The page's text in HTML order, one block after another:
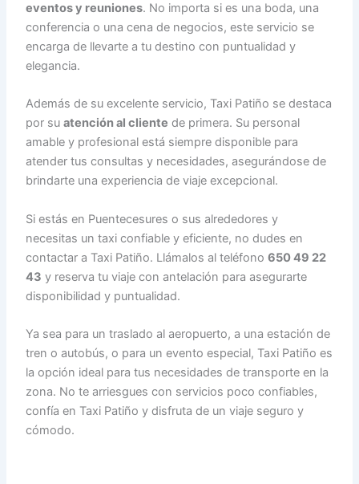
eventos y reuniones. No importa si es una boda, una
conferencia o una cena de negocios, este servicio se
encarga de llevarte a tu destino con puntualidad y
elegancia.
Además de su excelente servicio, Taxi Patiño se destaca
por suatención al cliente de primera. Su personal
amable y profesional está siempre disponible para
atender tus consultas y necesidades, asegurándose de
brindarte una experiencia de viaje excepcional.
Si estás en Puentecesures o sus alrededores y
necesitas un taxi confiable y eficiente, no dudes en
contactar a Taxi Patiño. Llámalos al teléfono650 49 22
43 y reserva tu viaje con antelación para asegurarte
disponibilidad y puntualidad.
Ya sea para un traslado al aeropuerto, a una estación de
tren o autobús, o para un evento especial, Taxi Patiño es
la opción ideal para tus necesidades de transporte en la
zona. No te arriesgues con servicios poco confiables,
confía en Taxi Patiño y disfruta de un viaje seguro y
cómodo.